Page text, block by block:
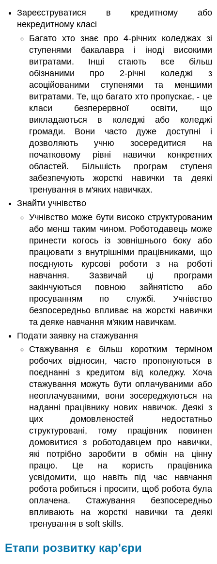
Зареєструватися в кредитному або
некредитному класі
Багато хто знає про 4-річних коледжах зі
ступенями бакалавра і іноді високими
витратами. Інші стають все більш
обізнаними про 2-річні коледжі з
асоційованими ступенями та меншими
витратами. Те, що багато хто пропускає, - це
класи безперервної освіти, що
викладаються в коледжі або коледжі
громади. Вони часто дуже доступні і
дозволяють учню зосередитися на
початковому рівні навички конкретних
областей. Більшість програм ступеня
забезпечують жорсткі навички та деякі
тренування в м'яких навичках.
Знайти учнівство
Учнівство може бути високо структурованим
або менш таким чином. Роботодавець може
принести когось із зовнішнього боку або
працювати з внутрішніми працівниками, що
поєднують курсові роботи з на роботі
навчання. Зазвичай ці програми
закінчуються повною зайнятістю або
просуванням по службі. Учнівство
безпосередньо впливає на жорсткі навички
та деяке навчання м'яким навичкам.
Подати заявку на стажування
Стажування є більш коротким терміном
робочих відносин, часто пропонуються в
поєднанні з кредитом від коледжу. Хоча
стажування можуть бути оплачуваними або
неоплачуваними, вони зосереджуються на
наданні працівнику нових навичок. Деякі з
цих домовленостей недостатньо
структуровані, тому працівник повинен
домовитися з роботодавцем про навички,
які потрібно заробити в обмін на цінну
працю. Це на користь працівника
усвідомити, що навіть під час навчання
робота робиться і просити, щоб робота була
оплачена. Стажування безпосередньо
впливають на жорсткі навички та деякі
тренування в soft skills.
Етапи розвитку кар'єри